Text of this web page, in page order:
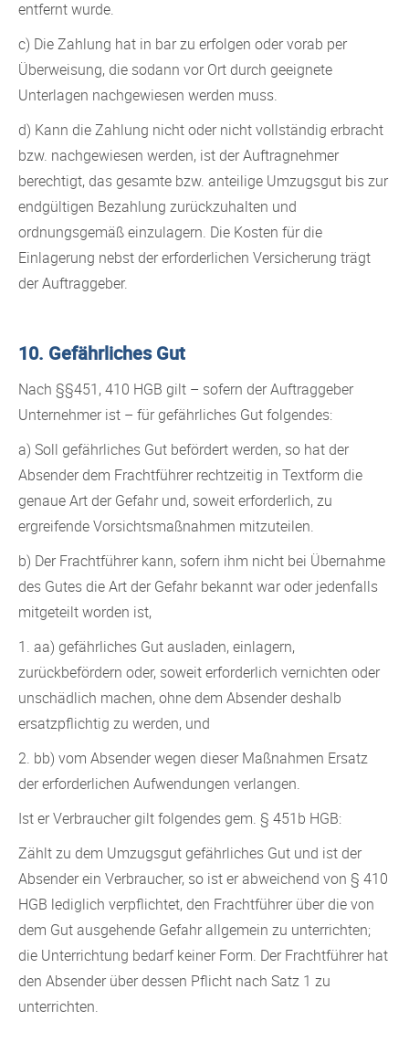
entfernt wurde.
c) Die Zahlung hat in bar zu erfolgen oder vorab per
Überweisung, die sodann vor Ort durch geeignete
Unterlagen nachgewiesen werden muss.
d) Kann die Zahlung nicht oder nicht vollständig erbracht
bzw. nachgewiesen werden, ist der Auftragnehmer
berechtigt, das gesamte bzw. anteilige Umzugsgut bis zur
endgültigen Bezahlung zurückzuhalten und
ordnungsgemäß einzulagern. Die Kosten für die
Einlagerung nebst der erforderlichen Versicherung trägt
der Auftraggeber.
10. Gefährliches Gut
Nach §§451, 410 HGB gilt – sofern der Auftraggeber
Unternehmer ist – für gefährliches Gut folgendes:
a) Soll gefährliches Gut befördert werden, so hat der
Absender dem Frachtführer rechtzeitig in Textform die
genaue Art der Gefahr und, soweit erforderlich, zu
ergreifende Vorsichtsmaßnahmen mitzuteilen.
b) Der Frachtführer kann, sofern ihm nicht bei Übernahme
des Gutes die Art der Gefahr bekannt war oder jedenfalls
mitgeteilt worden ist,
1. aa) gefährliches Gut ausladen, einlagern,
zurückbefördern oder, soweit erforderlich vernichten oder
unschädlich machen, ohne dem Absender deshalb
ersatzpflichtig zu werden, und
2. bb) vom Absender wegen dieser Maßnahmen Ersatz
der erforderlichen Aufwendungen verlangen.
Ist er Verbraucher gilt folgendes gem. § 451b HGB:
Zählt zu dem Umzugsgut gefährliches Gut und ist der
Absender ein Verbraucher, so ist er abweichend von § 410
HGB lediglich verpflichtet, den Frachtführer über die von
dem Gut ausgehende Gefahr allgemein zu unterrichten;
die Unterrichtung bedarf keiner Form. Der Frachtführer hat
den Absender über dessen Pflicht nach Satz 1 zu
unterrichten.